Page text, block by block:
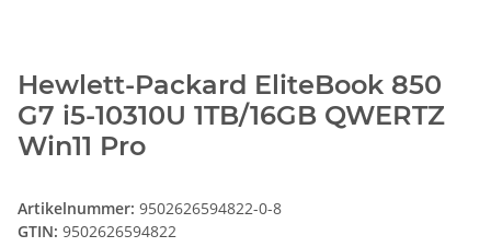
Hewlett-Packard EliteBook 850
G7 i5-10310U 1TB/16GB QWERTZ
Win11 Pro
Artikelnummer: 9502626594822-0-8
GTIN: 9502626594822